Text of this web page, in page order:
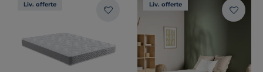
Liv. offerte Liv. offerte